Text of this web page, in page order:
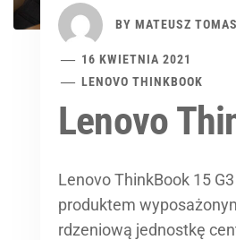
BY MATEUSZ
16 KWIETNIA 2021
LENOVO THINKBOOK
Lenovo
Lenovo ThinkBook 15
produktem
rdzeniową jednostkę